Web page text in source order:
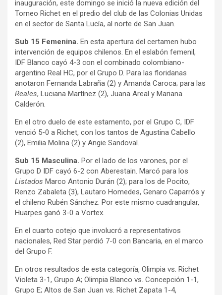
inauguración, este domingo se inició la nueva edición del
Torneo Richet en el predio del club de las Colonias Unidas
en el sector de Santa Lucía, al norte de San Juan.
Sub 15 Femenina. En esta apertura del certamen hubo
intervención de equipos chilenos. En el eslabón femenil,
IDF Blanco cayó 4-3 con el combinado colombiano-
argentino Real HC, por el Grupo D. Para las floridanas
anotaron Fernanda Labraña (2) y Amanda Caroca; para las
Reales, Luciana Martínez (2), Juana Areal y Mariana
Calderón.
En el otro duelo de este estamento, por el Grupo C, IDF
venció 5-0 a Richet, con los tantos de Agustina Cabello
(2), Emilia Molina (2) y Angie Sandoval.
Sub 15 Masculina. Por el lado de los varones, por el
Grupo D IDF cayó 6-2 con Aberestain. Marcó para los
Listados Marco Antonio Durán (2); para los de Pocito,
Renzo Zabaleta (3), Lautaro Homedes, Genaro Caparrós y
el chileno Rubén Sánchez. Por este mismo cuadrangular,
Huarpes ganó 3-0 a Vortex.
En el cuarto cotejo que involucró a representativos
nacionales, Red Star perdió 7-0 con Bancaria, en el marco
del Grupo F.
En otros resultados de esta categoría, Olimpia vs. Richet
Violeta 3-1, Grupo A; Olimpia Blanco vs. Concepción 1-1,
Grupo E; Altos de San Juan vs. Richet Zapata 1-4,